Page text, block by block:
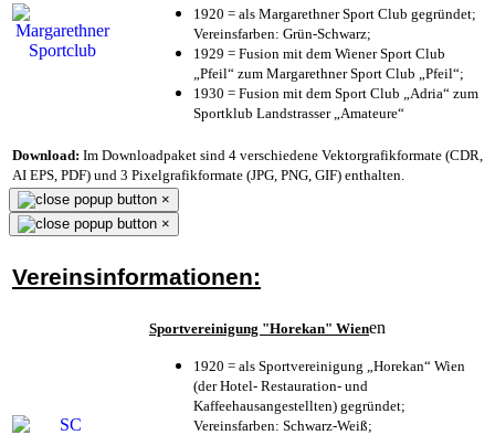
1920 = als Margarethner Sport Club gegründet;
Vereinsfarben: Grün-Schwarz;
1929 = Fusion mit dem Wiener Sport Club
„Pfeil“ zum Margarethner Sport Club „Pfeil“;
1930 = Fusion mit dem Sport Club „Adria“ zum
Sportklub Landstrasser „Amateure“
Download: Im Downloadpaket sind 4 verschiedene Vektorgrafikformate (CDR,
AI EPS, PDF) und 3 Pixelgrafikformate (JPG, PNG, GIF) enthalten.
×
×
Vereinsinformationen:
Sportvereinigung "Horekan" Wienen
1920 = als Sportvereinigung „Horekan“ Wien
(der Hotel- Restauration- und
Kaffeehausangestellten) gegründet;
Vereinsfarben: Schwarz-Weiß;